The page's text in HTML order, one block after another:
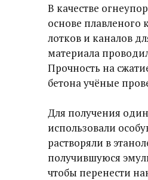
В качестве
основе плавленого
лотков и каналов
материала
Прочность на
бетона учёные
Для получения
использовали
растворяли в
получившуюся
чтобы перенести